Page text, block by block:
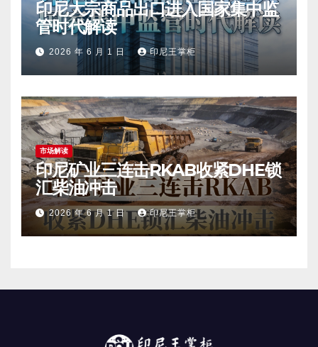
印尼大宗商品出口进入国家集中监
管时代解读
2026 年 6 月 1 日 印尼王掌柜
市场解读
印尼矿业三连击RKAB收紧DHE锁
汇柴油冲击
2026 年 6 月 1 日 印尼王掌柜